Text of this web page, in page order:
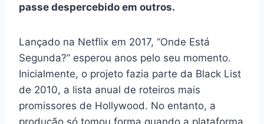
passe despercebido em outros.
Lançado na Netflix em 2017, “Onde Está
Segunda?” esperou anos pelo seu momento.
Inicialmente, o projeto fazia parte da Black List
de 2010, a lista anual de roteiros mais
promissores de Hollywood. No entanto, a
produção só tomou forma quando a plataforma